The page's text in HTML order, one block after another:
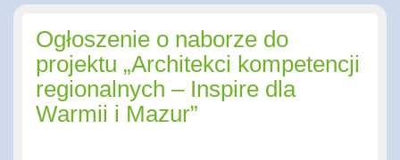
Ogłoszenie o naborze do
projektu „Architekci kompetencji
regionalnych – Inspire dla
Warmii i Mazur”